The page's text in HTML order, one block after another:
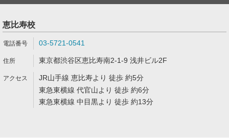
恵比寿校
03-5721-0541
東京都渋谷区恵比寿南2-1-9 浅井ビル2F
JR山手線 恵比寿より 徒歩 約5分
東急東横線 代官山より 徒歩 約6分
東急東横線 中目黒より 徒歩 約13分